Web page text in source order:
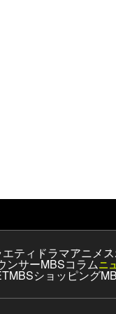
ティ ドラマアニメ
ンサーMBSコラムニ
MBSショッピング